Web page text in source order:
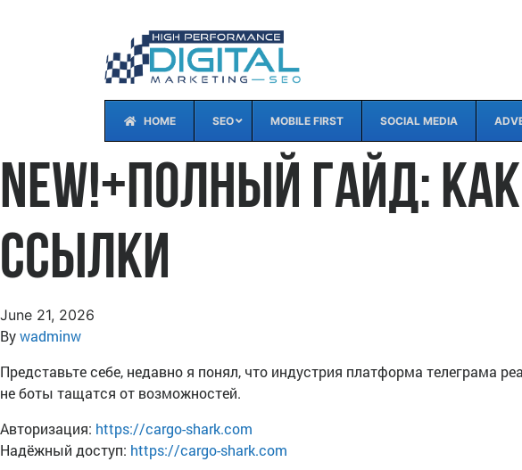
HOME SEO MOBILE FIRST SOCIAL MEDIA
new!+Полный гайд:
ссылки
June 21, 2026
Bywadminw
Представьте себе, недавно я понял, что индустрия платформа телеграма
не боты тащатся от возможностей.
Авторизация: https://cargo-shark.com
Надёжный доступ: https://cargo-shark.com